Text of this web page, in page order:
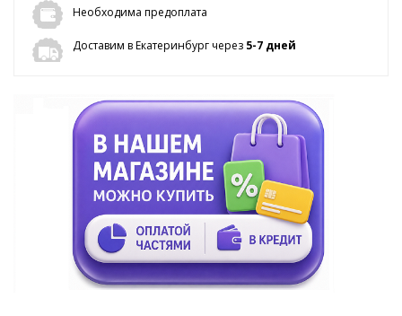
Необходима предоплата
Доставим в Екатеринбург через 5-7 дней